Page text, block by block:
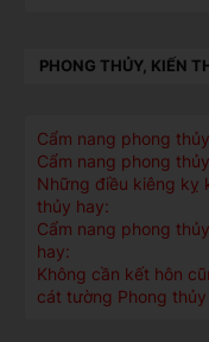
PHONG THỦY, KIẾN
Cẩm nang phong
Cẩm nang phong
Những điều kiêng kỵ
thủy hay:
Cẩm nang phong
hay:
Không cần kết hôn
cát tường Phong thủy